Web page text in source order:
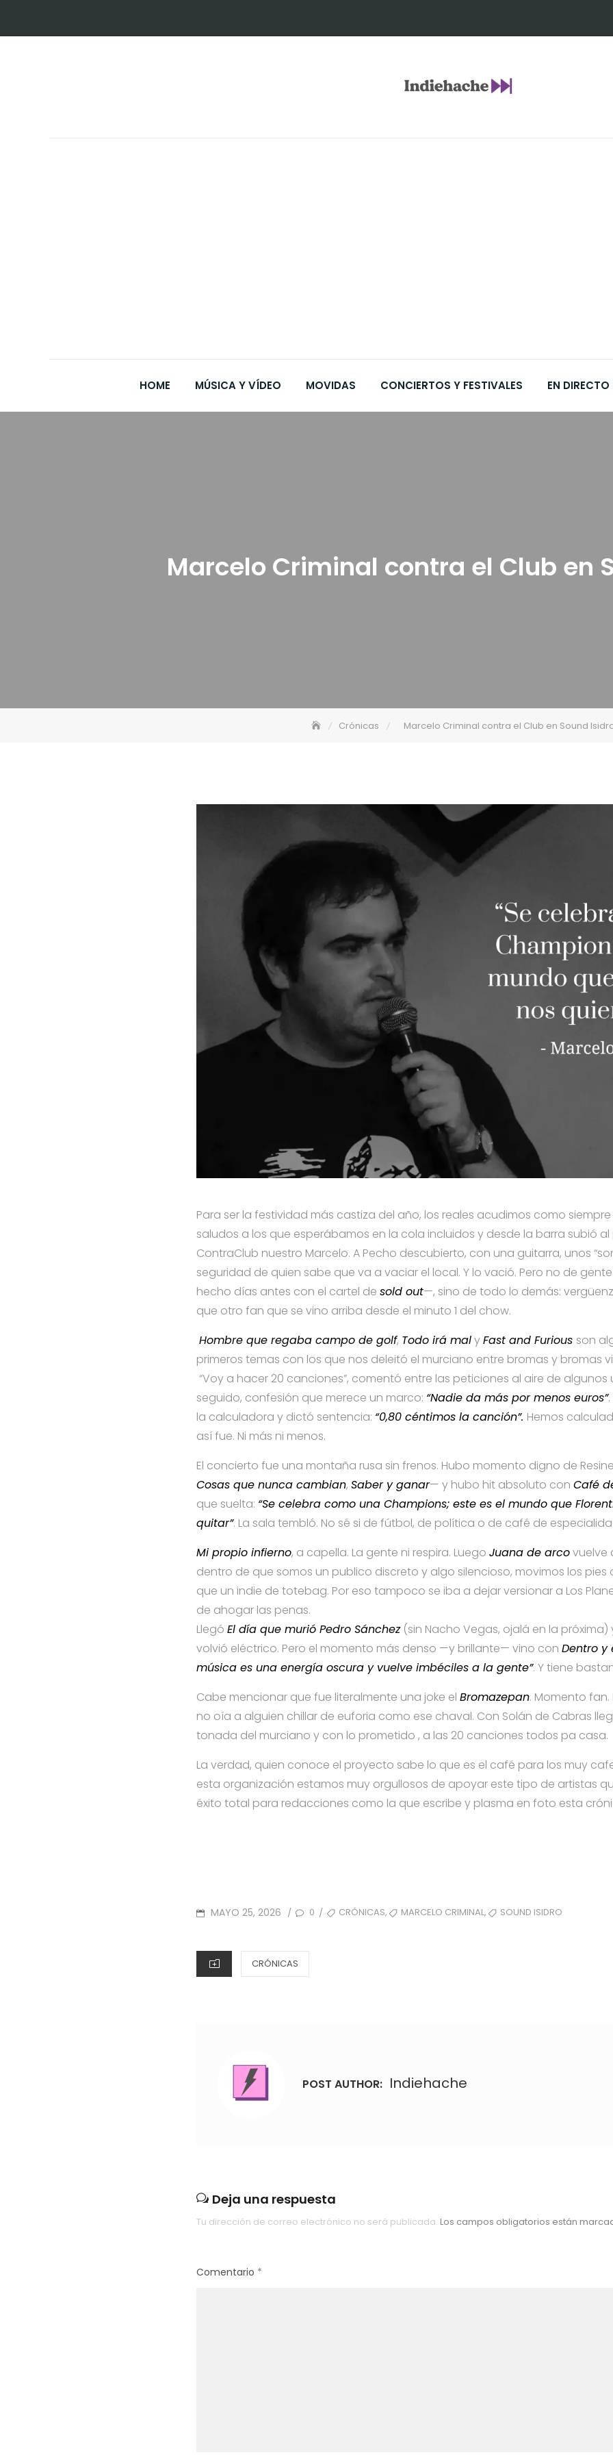
HOME MÚSICA Y VÍDEO MOVIDAS CONCIERTOS Y FESTIVALES EN DIRECTO
Marcelo Criminal contra el Club en
Crónicas Marcelo Criminal contra el Club en Sound
Para ser la festividad más castiza del año, los reales acudimos como
saludos a los que esperábamos en la cola incluidos y desde la barra subió
ContraClub nuestro Marcelo. A Pecho descubierto, con una guitarra, unos
seguridad de quien sabe que va a vaciar el local. Y lo vació. Pero no de
hecho días antes con el cartel de sold out—, sino de todo lo demás:
que otro fan que se vino arriba desde el minuto 1 del chow.
Hombre que regaba campo de golf, Todo irá malyFast and Furious son
primeros temas con los que nos deleitó el murciano entre bromas y bromas
“Voy a hacer 20 canciones”, comentó entre las peticiones al aire de algunos
seguido, confesión que merece un marco: “Nadie da más por menos euros”
la calculadora y dictó sentencia: “0,80 céntimos la canción”. Hemos
así fue. Ni más ni menos.
El concierto fue una montaña rusa sin frenos. Hubo momento digno de
Cosas que nunca cambian, Saber y ganar— y hubo hit absoluto con Café
que suelta: “Se celebra como una Champions; este es el mundo que
quitar”. La sala tembló. No sé si de fútbol, de política o de café de
Mi propio infierno, a capella. La gente ni respira. Luego Juana de arcovuelve
dentro de que somos un publico discreto y algo silencioso, movimos los
que un indie de totebag. Por eso tampoco se iba a dejar versionar a Los
de ahogar las penas.
Llegó El día que murió Pedro Sánchez(sin Nacho Vegas, ojalá en la próxima)
volvió eléctrico. Pero el momento más denso —y brillante— vino con Dentro y
música es una energía oscura y vuelve imbéciles a la gente”. Y tiene
Cabe mencionar que fue literalmente una joke el Bromazepan. Momento
no oía a alguien chillar de euforia como ese chaval. Con Solán de Cabras
tonada del murciano y con lo prometido , a las 20 canciones todos pa casa.
La verdad, quien conoce el proyecto sabe lo que es el café para los muy
esta organización estamos muy orgullosos de apoyar este tipo de artistas
éxito total para redacciones como la que escribe y plasma en foto esta
POSTED
MAYO 25, 2026 / 0 / TAGSCRÓNICAS, MARCELO CRIMINAL, SOUND ISIDRO
CATEGORIES
CRÓNICAS
POST AUTHOR: Indiehache
Deja una respuesta
Tu dirección de correo electrónico no será publicada. Los campos obligatorios están
Comentario *